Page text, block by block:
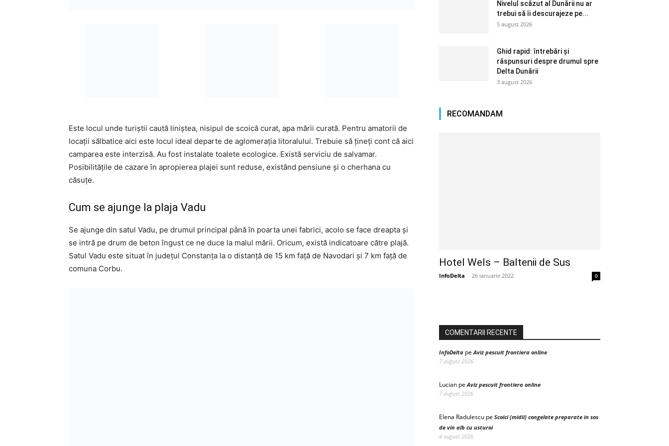
Este locul unde turiștii caută liniștea, nisipul de scoică curat, apa mării curată. Pentru amatorii de
locații sălbatice aici este locul ideal departe de aglomerația litoralului. Trebuie să țineți cont că aici
camparea este interzisă. Au fost instalate toalete ecologice. Există serviciu de salvamar.
Posibilitățile de cazare în apropierea plajei sunt reduse, existând pensiune și o cherhana cu
căsuțe.
Cum se ajunge la plaja Vadu
Se ajunge din satul Vadu, pe drumul principal până în poarta unei fabrici, acolo se face dreapta și
se intră pe drum de beton îngust ce ne duce la malul mării. Oricum, există indicatoare către plajă.
Satul Vadu este situat în județul Constanța la o distanță de 15 km față de Navodari și 7 km față de
comuna Corbu.
Nivelul scăzut al Dunării nu ar
trebui să îi descurajeze pe...
5 august 2026
Ghid rapid: întrebări și
răspunsuri despre drumul spre
Delta Dunării
3 august 2026
RECOMANDAM
Hotel Wels – Baltenii de Sus
InfoDelta - 26 ianuarie 2022 0
COMENTARII RECENTE
InfoDelta peAviz pescuit frontiera online
7 august 2026
Lucian peAviz pescuit frontiera online
7 august 2026
Elena Radulescu pe Scoici (midii) congelate preparate in sos
de vin alb cu usturoi
4 august 2026